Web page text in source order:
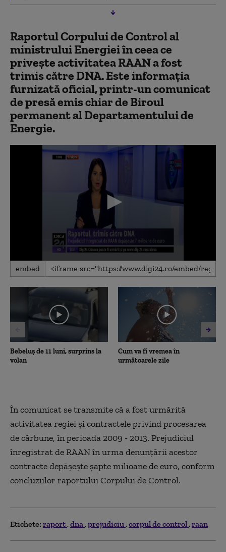
Raportul Corpului de Control al
ministrului Energiei în ceea ce
priveşte activitatea RAAN a fost
trimis către DNA. Este informaţia
furnizată oficial, printr-un comunicat
de presă emis chiar de Biroul
permanent al Departamentului de
Energie.
0
seconds
44
embed
Bebeluș de 11 luni, surprins la
volan
Cum va fi vremea în
următoarele zile
În comunicat se transmite că a fost urmărită
activitatea regiei şi contractele privind procesarea
de cărbune, în perioada 2009 - 2013. Prejudiciul
înregistrat de RAAN în urma denunţării acestor
contracte depăşeşte şapte milioane de euro, conform
concluziilor raportului Corpului de Control.
Etichete: raport dna prejudiciu corpul de control raan